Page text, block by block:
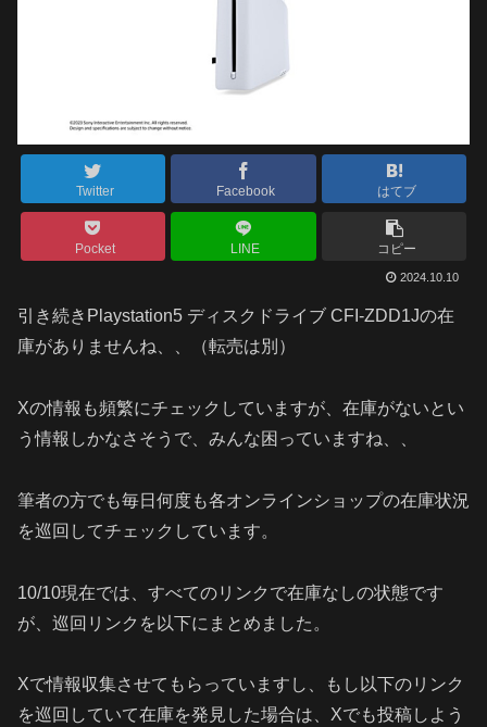
Twitter Facebook はてブ
Pocket LINE コピー
2024.10.10
引き続きPlaystation5 ディスクドライブ CFI-ZDD1Jの在
庫がありませんね、、（転売は別）
Xの情報も頻繁にチェックしていますが、在庫がないとい
う情報しかなさそうで、みんな困っていますね、、
筆者の方でも毎日何度も各オンラインショップの在庫状況
を巡回してチェックしています。
10/10現在では、すべてのリンクで在庫なしの状態です
が、巡回リンクを以下にまとめました。
Xで情報収集させてもらっていますし、もし以下のリンク
を巡回していて在庫を発見した場合は、Xでも投稿しよう